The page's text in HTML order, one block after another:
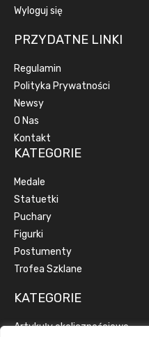
Wyloguj się
PRZYDATNE LINKI
Regulamin
Polityka Prywatności
Newsy
O Nas
Kontakt
KATEGORIE
Medale
Statuetki
Puchary
Figurki
Postumenty
Trofea Szklane
KATEGORIE
Artykuły okolicznościowe